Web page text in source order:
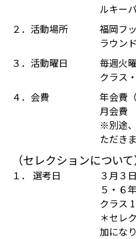
ルキー
２．活動場所
福岡フ
ラウン
３．活動曜日
毎週火
クラス
４．会費
年会費
月会費
※別途
ただきま
（セレクションについて
１． 選考日
３月３
５・６
クラス
＊セレ
加にな